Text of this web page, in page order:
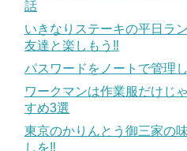
話
いきなりステーキの平日ラ
友達と楽しもう‼
パスワードをノートで管理
ワークマンは作業服だけじ
すめ3選
東京のかりんとう御三家の
しを‼